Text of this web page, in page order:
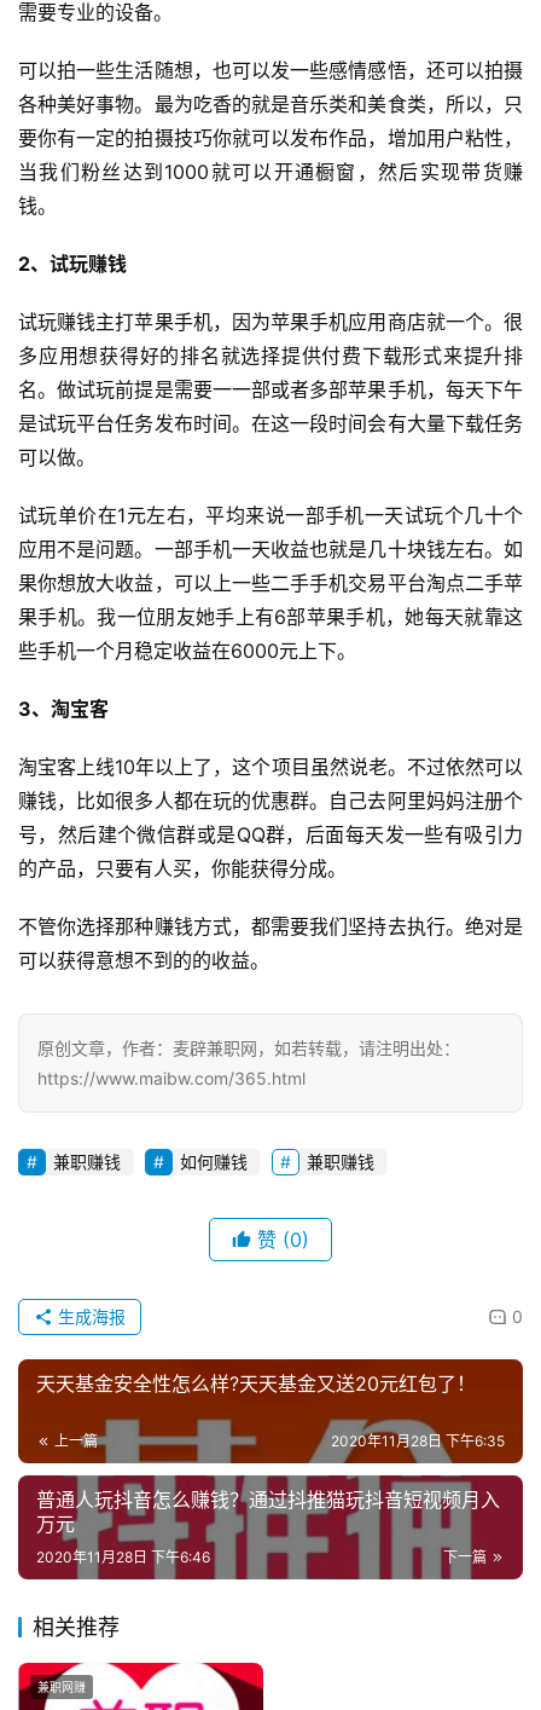
首
页
网
兼
手
机
兼
职
在
家
兼
兼
职
赚
V
I
P
程
需要专业的设备。
可以拍一些生活随想，也可以发一些感情感悟，还可以拍摄
各种美好事物。最为吃香的就是音乐类和美食类，所以，只
要你有一定的拍摄技巧你就可以发布作品，增加用户粘性，
当我们粉丝达到1000就可以开通橱窗，然后实现带货赚
钱。
2、试玩赚钱
试玩赚钱主打苹果手机，因为苹果手机应用商店就一个。很
多应用想获得好的排名就选择提供付费下载形式来提升排
名。做试玩前提是需要一一部或者多部苹果手机，每天下午
是试玩平台任务发布时间。在这一段时间会有大量下载任务
可以做。
试玩单价在1元左右，平均来说一部手机一天试玩个几十个
应用不是问题。一部手机一天收益也就是几十块钱左右。如
果你想放大收益，可以上一些二手手机交易平台淘点二手苹
果手机。我一位朋友她手上有6部苹果手机，她每天就靠这
些手机一个月稳定收益在6000元上下。
3、淘宝客
淘宝客上线10年以上了，这个项目虽然说老。不过依然可以
赚钱，比如很多人都在玩的优惠群。自己去阿里妈妈注册个
号，然后建个微信群或是QQ群，后面每天发一些有吸引力
的产品，只要有人买，你能获得分成。
不管你选择那种赚钱方式，都需要我们坚持去执行。绝对是
可以获得意想不到的的收益。
原创文章，作者：麦辟兼职网，如若转载，请注明出处：
https://www.maibw.com/365.html
兼职赚钱 如何赚钱 兼职赚钱
赞 (0)
0
生成海报
天天基金安全性怎么样?天天基金又送20元红包了！
上一篇 2020年11月28日 下午6:35
普通人玩抖音怎么赚钱？通过抖推猫玩抖音短视频月入
万元
下一篇
2020年11月28日 下午6:46
相关推荐
兼职网赚